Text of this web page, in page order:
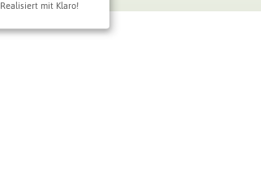
Realisiert mit Klaro!